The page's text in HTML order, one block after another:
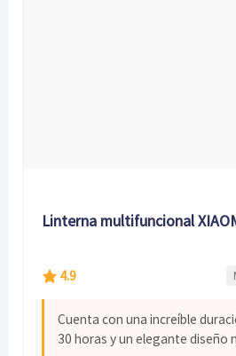
Linterna multifuncional
4.9
Cuenta con una increíble
30 horas y un elegante diseño